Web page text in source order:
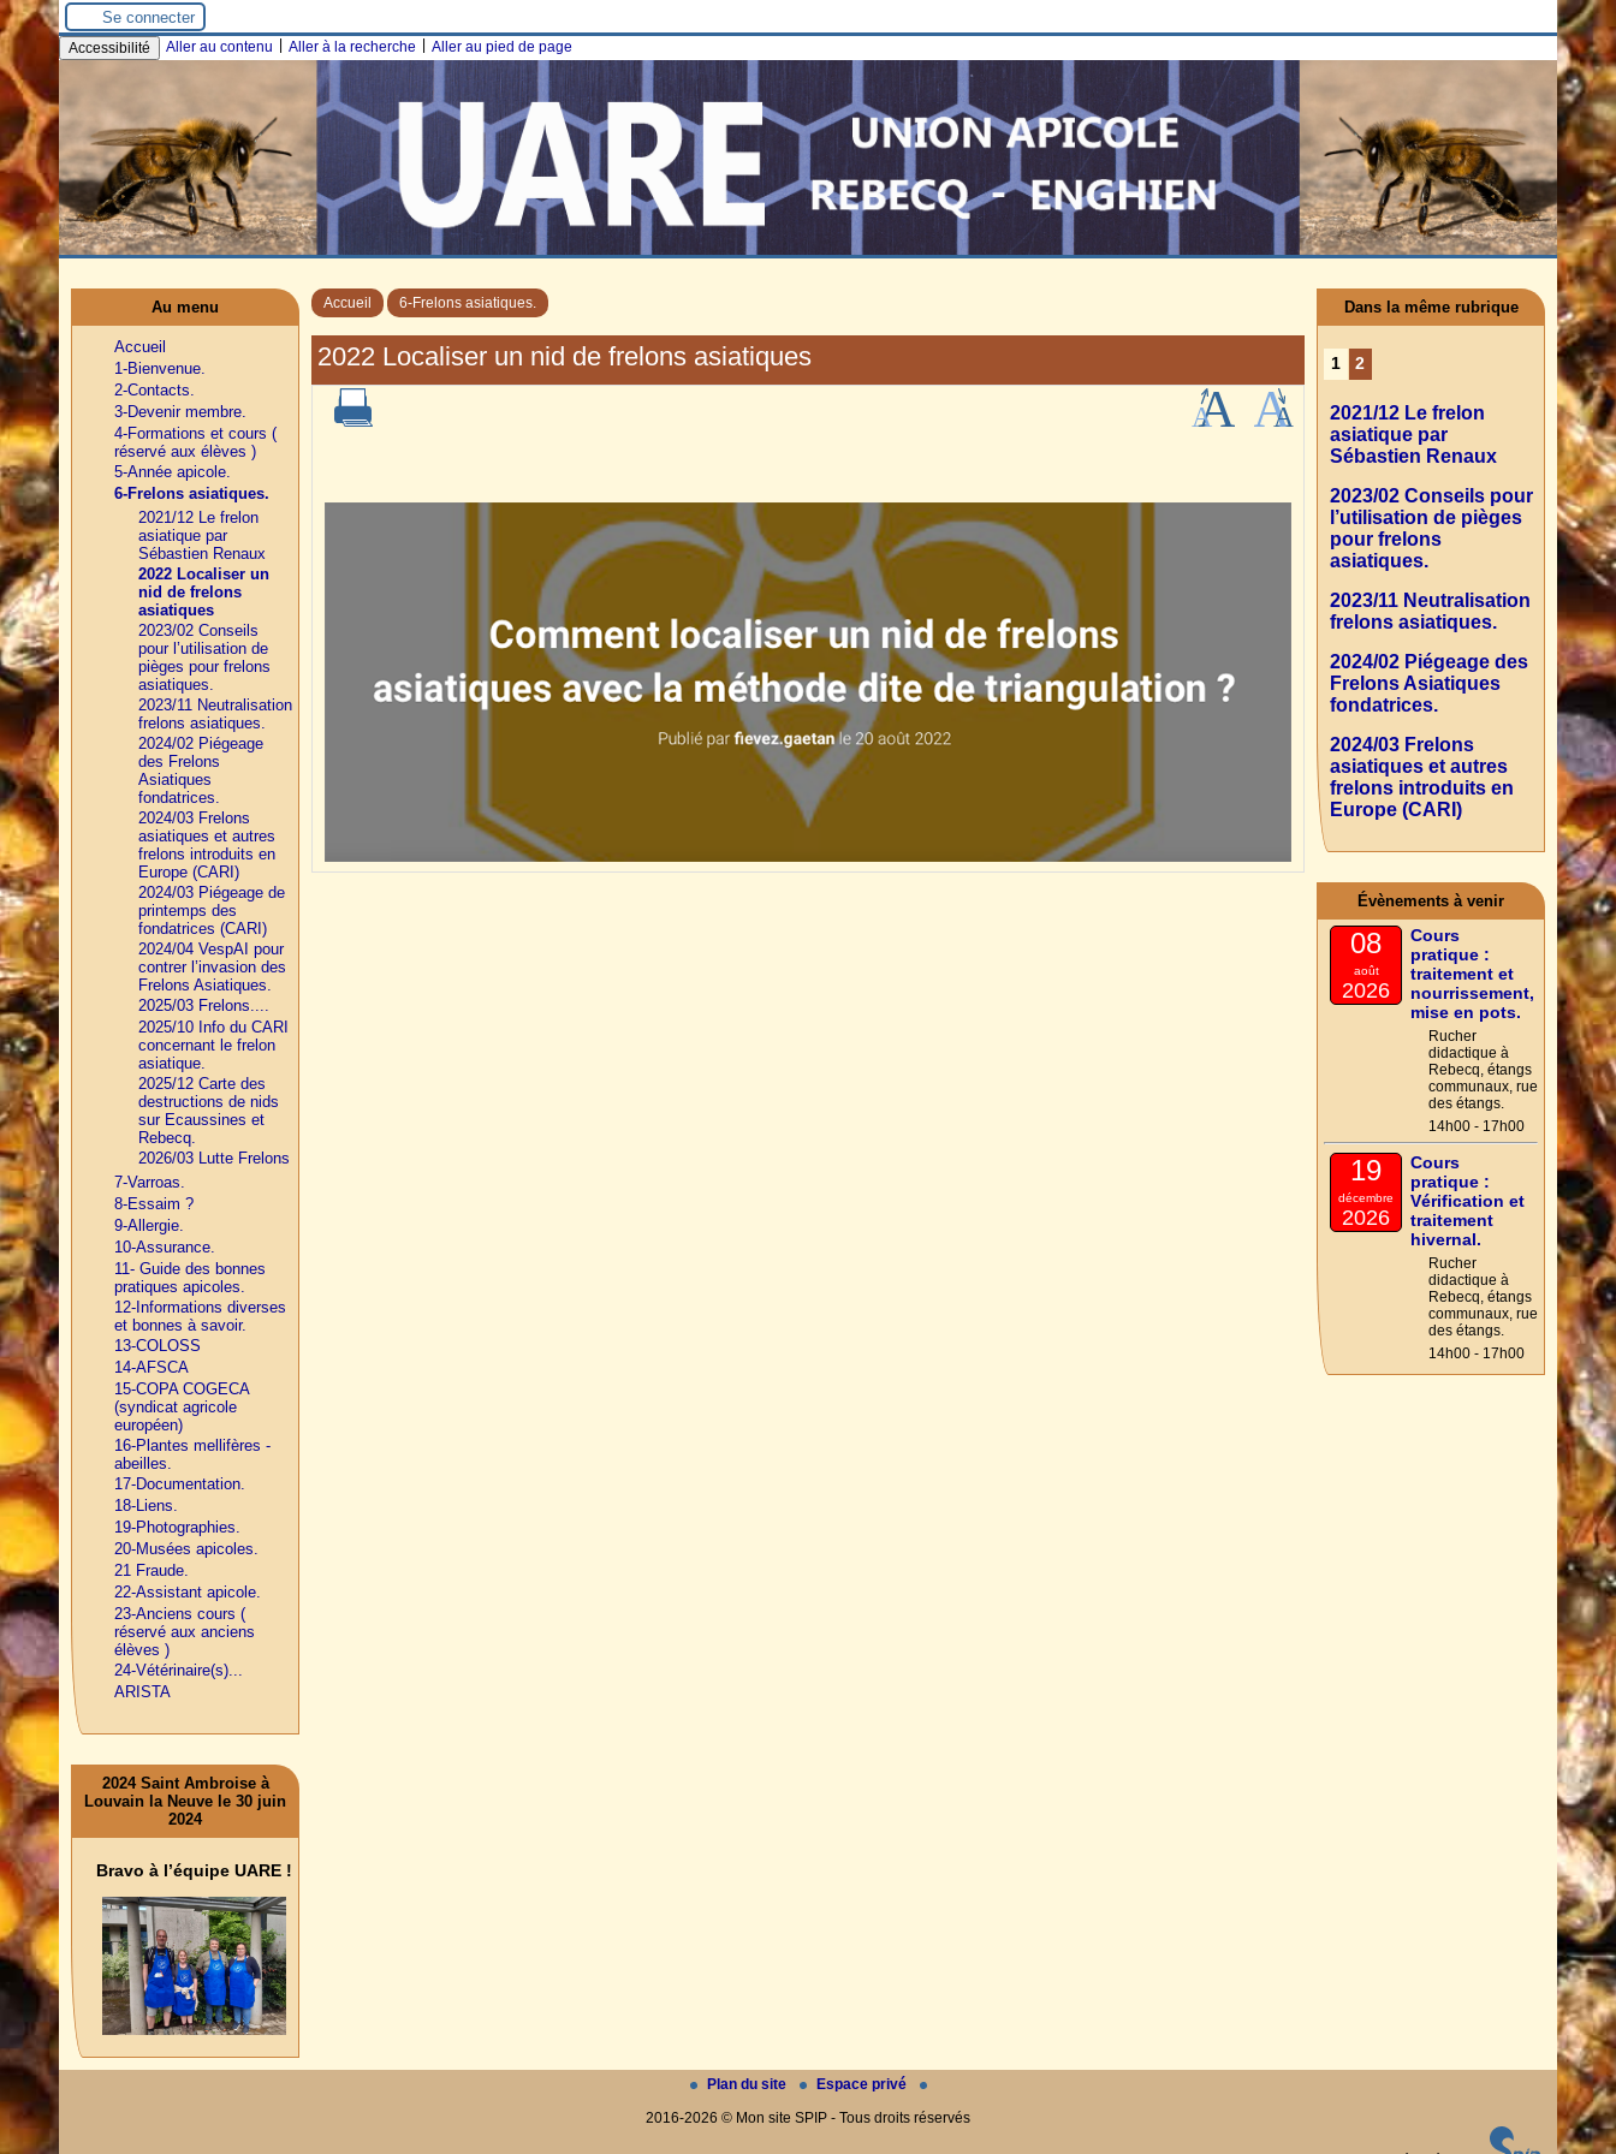
Se connecter
Accessibilité Aller au contenu Aller à la recherche Aller au pied de page
Accueil 6-Frelons asiatiques.
2022 Localiser un nid de frelons asiatiques
Au menu
Accueil
1-Bienvenue.
2-Contacts.
3-Devenir membre.
4-Formations et cours (
réservé aux élèves )
5-Année apicole.
6-Frelons asiatiques.
2021/12 Le frelon
asiatique par
Sébastien Renaux
2022 Localiser un
nid de frelons
asiatiques
2023/02 Conseils
pour l’utilisation de
pièges pour frelons
asiatiques.
2023/11 Neutralisation
frelons asiatiques.
2024/02 Piégeage
des Frelons
Asiatiques
fondatrices.
2024/03 Frelons
asiatiques et autres
frelons introduits en
Europe (CARI)
2024/03 Piégeage de
printemps des
fondatrices (CARI)
2024/04 VespAI pour
contrer l’invasion des
Frelons Asiatiques.
2025/03 Frelons....
2025/10 Info du CARI
concernant le frelon
asiatique.
2025/12 Carte des
destructions de nids
sur Ecaussines et
Rebecq.
2026/03 Lutte Frelons
7-Varroas.
8-Essaim ?
9-Allergie.
10-Assurance.
11- Guide des bonnes
pratiques apicoles.
12-Informations diverses
et bonnes à savoir.
13-COLOSS
14-AFSCA
15-COPA COGECA
(syndicat agricole
européen)
16-Plantes mellifères -
abeilles.
17-Documentation.
18-Liens.
19-Photographies.
20-Musées apicoles.
21 Fraude.
22-Assistant apicole.
23-Anciens cours (
réservé aux anciens
élèves )
24-Vétérinaire(s)...
ARISTA
2024 Saint Ambroise à
Louvain la Neuve le 30 juin
2024
Bravo à l’équipe UARE !
Dans la même rubrique
1 2
2021/12 Le frelon
asiatique par
Sébastien Renaux
2023/02 Conseils pour
l’utilisation de pièges
pour frelons
asiatiques.
2023/11 Neutralisation
frelons asiatiques.
2024/02 Piégeage des
Frelons Asiatiques
fondatrices.
2024/03 Frelons
asiatiques et autres
frelons introduits en
Europe (CARI)
Évènements à venir
08
août
2026
Cours
pratique :
traitement et
nourrissement,
mise en pots.
Rucher
didactique à
Rebecq, étangs
communaux, rue
des étangs.
14h00 - 17h00
19
décembre
2026
Cours
pratique :
Vérification et
traitement
hivernal.
Rucher
didactique à
Rebecq, étangs
communaux, rue
des étangs.
14h00 - 17h00
Plan du site
Espace privé
2016-2026 © Mon site SPIP - Tous droits réservés